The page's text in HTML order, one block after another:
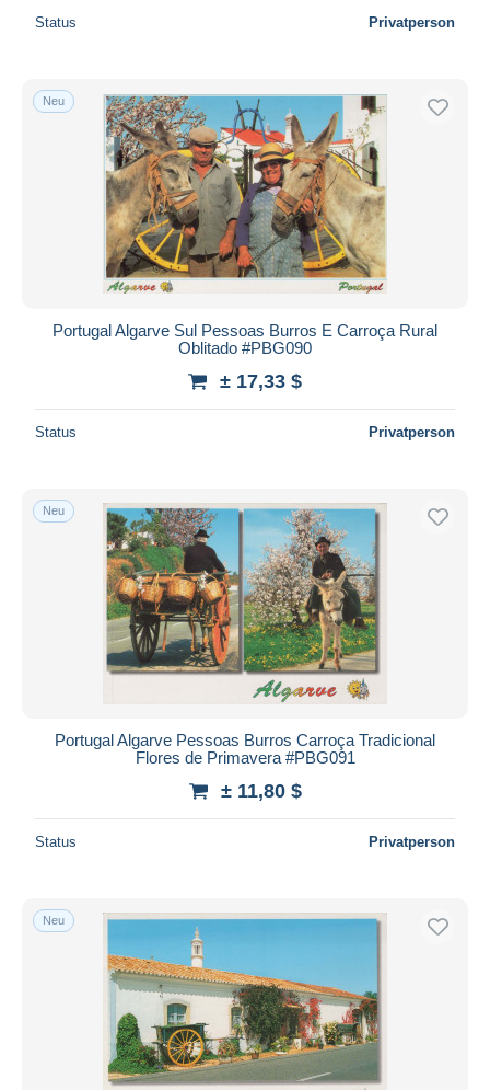
Status Privatperson
Neu
Portugal Algarve Sul Pessoas Burros E Carroça Rural
Oblitado #PBG090
± 17,33 $
Status Privatperson
Neu
Portugal Algarve Pessoas Burros Carroça Tradicional
Flores de Primavera #PBG091
± 11,80 $
Status Privatperson
Neu